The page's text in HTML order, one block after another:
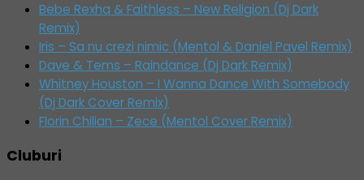
Bebe Rexha & Faithless – New Religion (Dj Dark
Remix)
Iris – Sa nu crezi nimic (Mentol & Daniel Pavel Remix)
Dave & Tems – Raindance (Dj Dark Remix)
Whitney Houston – I Wanna Dance With Somebody
(Dj Dark Cover Remix)
Florin Chilian – Zece (Mentol Cover Remix)
Cluburi